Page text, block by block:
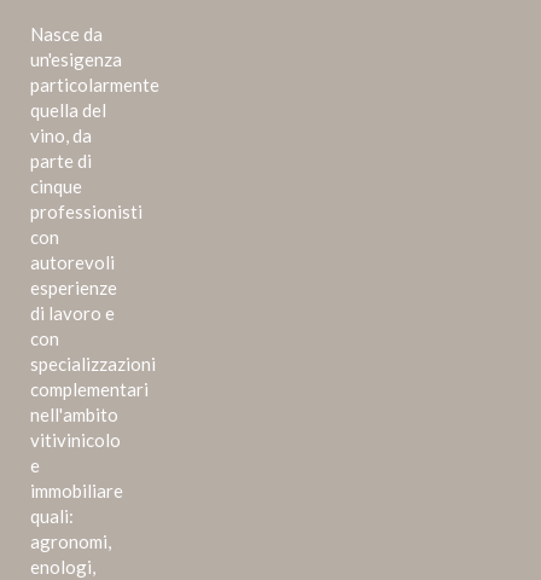
Nasce da
un'esigenza
particolarmente
quella del
vino, da
parte di
cinque
professionisti
con
autorevoli
esperienze
di lavoro e
con
specializzazioni
complementari
nell'ambito
vitivinicolo
e
immobiliare
quali:
agronomi,
enologi,